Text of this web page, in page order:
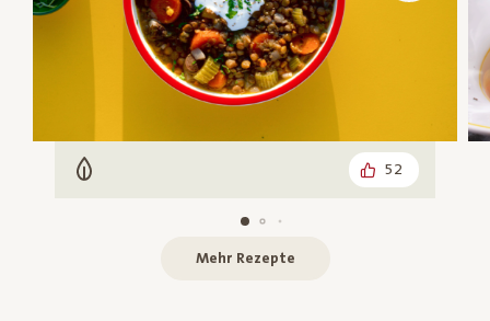
Vegetarisch 52
Mehr Rezepte